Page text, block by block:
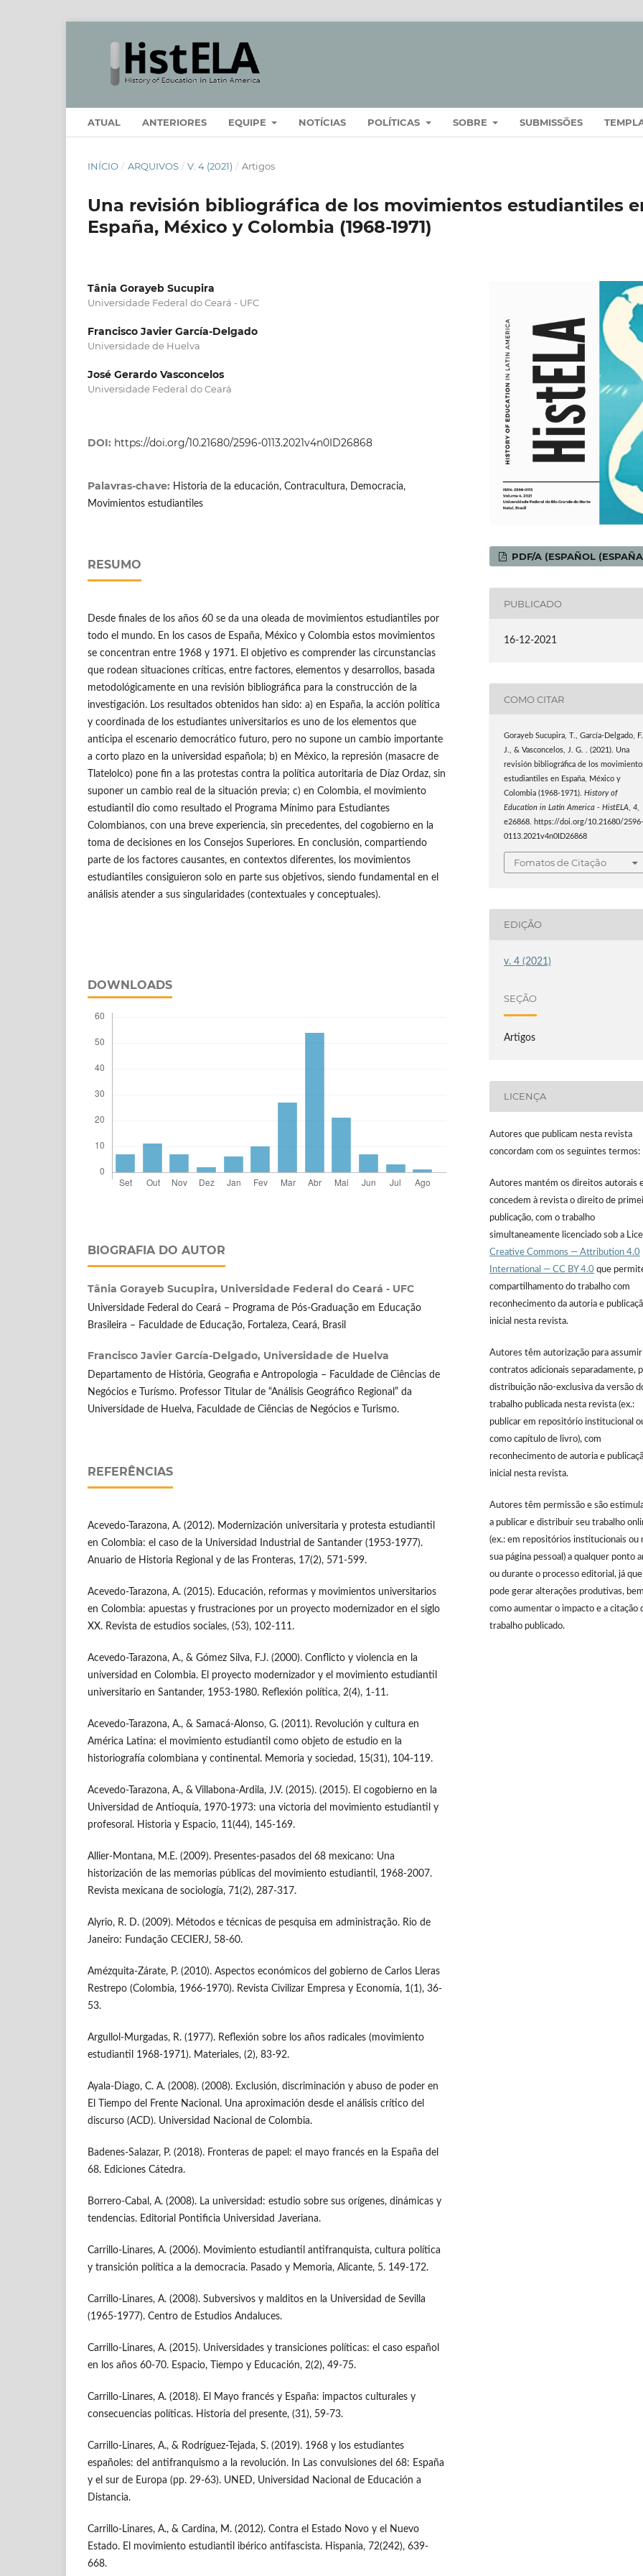
ATUAL ANTERIORES EQUIPE NOTÍCIAS POLÍTICAS SOBRE SUBMISSÕES
INÍCIO / ARQUIVOS / V. 4 (2021) / Artigos
Una revisión bibliográfica de los movimientos estudiantiles
España, México y Colombia (1968-1971)
Tânia Gorayeb Sucupira
Universidade Federal do Ceará - UFC
Francisco Javier García-Delgado
Universidade de Huelva
José Gerardo Vasconcelos
Universidade Federal do Ceará
DOI: https://doi.org/10.21680/2596-0113.2021v4n0ID26868
Palavras-chave: Historia de la educación, Contracultura, Democracia,
Movimientos estudiantiles
RESUMO
Desde finales de los años 60 se da una oleada de movimientos estudiantiles por
todo el mundo. En los casos de España, México y Colombia estos movimientos
se concentran entre 1968 y 1971. El objetivo es comprender las circunstancias
que rodean situaciones críticas, entre factores, elementos y desarrollos, basada
metodológicamente en una revisión bibliográfica para la construcción de la
investigación. Los resultados obtenidos han sido: a) en España, la acción política
y coordinada de los estudiantes universitarios es uno de los elementos que
anticipa el escenario democrático futuro, pero no supone un cambio importante
a corto plazo en la universidad española; b) en México, la represión (masacre de
Tlatelolco) pone fin a las protestas contra la política autoritaria de Díaz Ordaz, sin
suponer un cambio real de la situación previa; c) en Colombia, el movimiento
estudiantil dio como resultado el Programa Mínimo para Estudiantes
Colombianos, con una breve experiencia, sin precedentes, del cogobierno en la
toma de decisiones en los Consejos Superiores. En conclusión, compartiendo
parte de los factores causantes, en contextos diferentes, los movimientos
estudiantiles consiguieron solo en parte sus objetivos, siendo fundamental en el
análisis atender a sus singularidades (contextuales y conceptuales).
DOWNLOADS
BIOGRAFIA DO AUTOR
Tânia Gorayeb Sucupira, Universidade Federal do Ceará - UFC
Universidade Federal do Ceará – Programa de Pós-Graduação em Educação
Brasileira – Faculdade de Educação, Fortaleza, Ceará, Brasil
Francisco Javier García-Delgado, Universidade de Huelva
Departamento de História, Geografia e Antropologia – Faculdade de Ciências de
Negócios e Turísmo. Professor Titular de “Análisis Geográfico Regional” da
Universidade de Huelva, Faculdade de Ciências de Negócios e Turismo.
REFERÊNCIAS
Acevedo-Tarazona, A. (2012). Modernización universitaria y protesta estudiantil
en Colombia: el caso de la Universidad Industrial de Santander (1953-1977).
Anuario de Historia Regional y de las Fronteras, 17(2), 571-599.
Acevedo-Tarazona, A. (2015). Educación, reformas y movimientos universitarios
en Colombia: apuestas y frustraciones por un proyecto modernizador en el siglo
XX. Revista de estudios sociales, (53), 102-111.
Acevedo-Tarazona, A., & Gómez Silva, F.J. (2000). Conflicto y violencia en la
universidad en Colombia. El proyecto modernizador y el movimiento estudiantil
universitario en Santander, 1953-1980. Reflexión política, 2(4), 1-11.
Acevedo-Tarazona, A., & Samacá-Alonso, G. (2011). Revolución y cultura en
América Latina: el movimiento estudiantil como objeto de estudio en la
historiografía colombiana y continental. Memoria y sociedad, 15(31), 104-119.
Acevedo-Tarazona, A., & Villabona-Ardila, J.V. (2015). (2015). El cogobierno en la
Universidad de Antioquía, 1970-1973: una victoria del movimiento estudiantil y
profesoral. Historia y Espacio, 11(44), 145-169.
Allier-Montana, M.E. (2009). Presentes-pasados del 68 mexicano: Una
historización de las memorias públicas del movimiento estudiantil, 1968-2007.
Revista mexicana de sociología, 71(2), 287-317.
Alyrio, R. D. (2009). Métodos e técnicas de pesquisa em administração. Rio de
Janeiro: Fundação CECIERJ, 58-60.
Amézquita-Zárate, P. (2010). Aspectos económicos del gobierno de Carlos Lleras
Restrepo (Colombia, 1966-1970). Revista Civilizar Empresa y Economía, 1(1), 36-
53.
Argullol-Murgadas, R. (1977). Reflexión sobre los años radicales (movimiento
estudiantil 1968-1971). Materiales, (2), 83-92.
Ayala-Diago, C. A. (2008). (2008). Exclusión, discriminación y abuso de poder en
El Tiempo del Frente Nacional. Una aproximación desde el análisis crítico del
discurso (ACD). Universidad Nacional de Colombia.
Badenes-Salazar, P. (2018). Fronteras de papel: el mayo francés en la España del
68. Ediciones Cátedra.
Borrero-Cabal, A. (2008). La universidad: estudio sobre sus orígenes, dinámicas y
tendencias. Editorial Pontificia Universidad Javeriana.
Carrillo-Linares, A. (2006). Movimiento estudiantil antifranquista, cultura política
y transición política a la democracia. Pasado y Memoria, Alicante, 5. 149-172.
Carrillo-Linares, A. (2008). Subversivos y malditos en la Universidad de Sevilla
(1965-1977). Centro de Estudios Andaluces.
Carrillo-Linares, A. (2015). Universidades y transiciones políticas: el caso español
en los años 60-70. Espacio, Tiempo y Educación, 2(2), 49-75.
Carrillo-Linares, A. (2018). El Mayo francés y España: impactos culturales y
consecuencias políticas. Historia del presente, (31), 59-73.
Carrillo-Linares, A., & Rodríguez-Tejada, S. (2019). 1968 y los estudiantes
españoles: del antifranquismo a la revolución. In Las convulsiones del 68: España
y el sur de Europa (pp. 29-63). UNED, Universidad Nacional de Educación a
Distancia.
Carrillo-Linares, A., & Cardina, M. (2012). Contra el Estado Novo y el Nuevo
Estado. El movimiento estudiantil ibérico antifascista. Hispania, 72(242), 639-
668.
PDF/A (ESPAÑOL
PUBLICADO
16-12-2021
COMO CITAR
Gorayeb Sucupira, T., García-Delgado, F.
J., & Vasconcelos, J. G. . (2021). Una
revisión bibliográfica de los
estudiantiles en España, México y
Colombia (1968-1971).History of
Education in Latin America - HistELA,4,
e26868. https://doi.org/10.21680/2596-
0113.2021v4n0ID26868
Fomatos de Citação
EDIÇÃO
v. 4 (2021)
SEÇÃO
Artigos
LICENÇA
Autores que publicam nesta revista
concordam com os seguintes termos:
Autores mantém os direitos autorais
concedem à revista o direito de
publicação, com o trabalho
simultaneamente licenciado sob a
Creative Commons — Attribution 4.0
International — CC BY 4.0 que
compartilhamento do trabalho com
reconhecimento da autoria e
inicial nesta revista.
Autores têm autorização para assumir
contratos adicionais separadamente,
distribuição não-exclusiva da versão
trabalho publicada nesta revista (ex.:
publicar em repositório institucional
como capítulo de livro), com
reconhecimento de autoria e
inicial nesta revista.
Autores têm permissão e são
a publicar e distribuir seu trabalho
(ex.: em repositórios institucionais ou
sua página pessoal) a qualquer ponto
ou durante o processo editorial, já
pode gerar alterações produtivas, bem
como aumentar o impacto e a citação
trabalho publicado.